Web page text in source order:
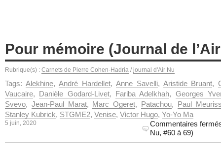
Pour mémoire (Journal de
Rubrique(s) : Carnets de Pierre Cohen-Hadria / journal d'Air Nu
Tags: Alekhine, André Hardellet, Anne Savelli, Aristide Bruant,
Vaucaire, Danièle Godard-Livet, Fariba Adelkhah, Georges
Svevo, Jean-Paul Marat, Marc Ogeret, Patachou, Paul
Stanley Kubrick, STGME2, Venise, Victor Hugo, Yo-Yo Ma
5 juin, 2020
Commentaires
Nu, #60 à 69)